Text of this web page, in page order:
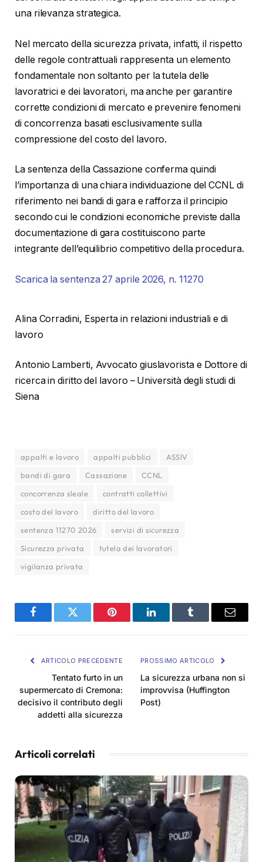
una rilevanza strategica.
Nel mercato della sicurezza privata, infatti, il rispetto
delle regole contrattuali rappresenta un elemento
fondamentale non soltanto per la tutela delle
lavoratrici e dei lavoratori, ma anche per garantire
corrette condizioni di mercato e prevenire fenomeni
di concorrenza basati esclusivamente sulla
compressione del costo del lavoro.
La sentenza della Cassazione conferma quindi
l’importanza di una chiara individuazione del CCNL di
riferimento nei bandi di gara e rafforza il principio
secondo cui le condizioni economiche previste dalla
documentazione di gara costituiscono parte
integrante dell’equilibrio competitivo della procedura.
Scarica la sentenza 27 aprile 2026, n. 11270
Alina Corradini, Esperta in relazioni industriali e di
lavoro
Antonio Lamberti, Avvocato giuslavorista e Dottore di
ricerca in diritto del lavoro – Università degli studi di
Siena
appalti e lavoro appalti pubblici
ASSIV
bandi di gara
Cassazione
CCNL
concorrenza sleale
contratti collettivi
costo del lavoro
diritto del lavoro
sentenza 11270 2026
servizi di sicurezza
Sicurezza privata
tutela dei lavoratori
vigilanza privata
FacebookTwitter Pinterest LinkedInTumblr Email
ARTICOLO PRECEDENTE
Tentato furto in un
supermercato di Cremona:
decisivo il contributo degli
addetti alla sicurezza
PROSSIMO ARTICOLO
La sicurezza urbana non si
improvvisa (Huffington
Post)
Articoli correlati